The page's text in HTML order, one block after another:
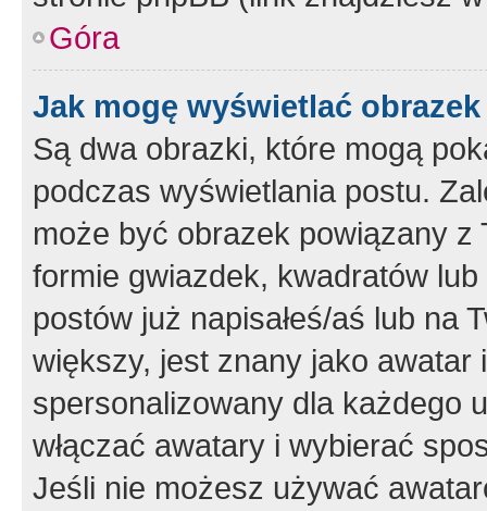
Góra
Jak mogę wyświetlać
Są dwa obrazki, które mogą
podczas wyświetlania postu.
może być obrazek powiązany z
formie gwiazdek, kwadratów
postów już napisałeś/aś lub na
większy, jest znany jako
spersonalizowany dla każdego
włączać awatary i wybierać
Jeśli nie możesz używać